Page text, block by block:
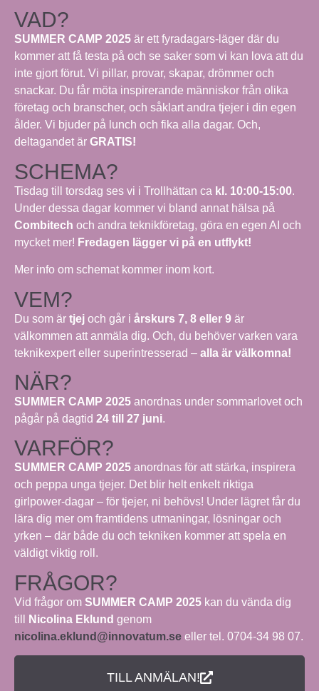
VAD?
SUMMER CAMP 2025 är ett fyradagars-läger där du
kommer att få testa på och se saker som vi kan lova att du
inte gjort förut. Vi pillar, provar, skapar, drömmer och
snackar. Du får möta inspirerande människor från olika
företag och branscher, och såklart andra tjejer i din egen
ålder. Vi bjuder på lunch och fika alla dagar. Och,
deltagandet är GRATIS!
SCHEMA?
Tisdag till torsdag ses vi i Trollhättan ca kl. 10:00-15:00.
Under dessa dagar kommer vi bland annat hälsa på
Combitech och andra teknikföretag, göra en egen AI och
mycket mer! Fredagen lägger vi på en utflykt!
Mer info om schemat kommer inom kort.
VEM?
Du som är tjej och går i årskurs 7, 8 eller 9 är
välkommen att anmäla dig. Och, du behöver varken vara
teknikexpert eller superintresserad – alla är välkomna!
NÄR?
SUMMER CAMP 2025 anordnas under sommarlovet och
pågår på dagtid 24 till 27 juni.
VARFÖR?
SUMMER CAMP 2025 anordnas för att stärka, inspirera
och peppa unga tjejer. Det blir helt enkelt riktiga
girlpower-dagar – för tjejer, ni behövs! Under lägret får du
lära dig mer om framtidens utmaningar, lösningar och
yrken – där både du och tekniken kommer att spela en
väldigt viktig roll.
FRÅGOR?
Vid frågor om SUMMER CAMP 2025 kan du vända dig
till
Nicolina Eklund genom
nicolina.eklund@innovatum.se eller tel. 0704-34 98 07.
TILL ANMÄLAN!